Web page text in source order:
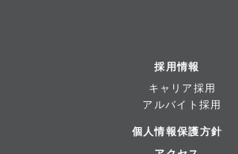
採用情報
キャリア採用
アルバイト採用
個人情報保護方針